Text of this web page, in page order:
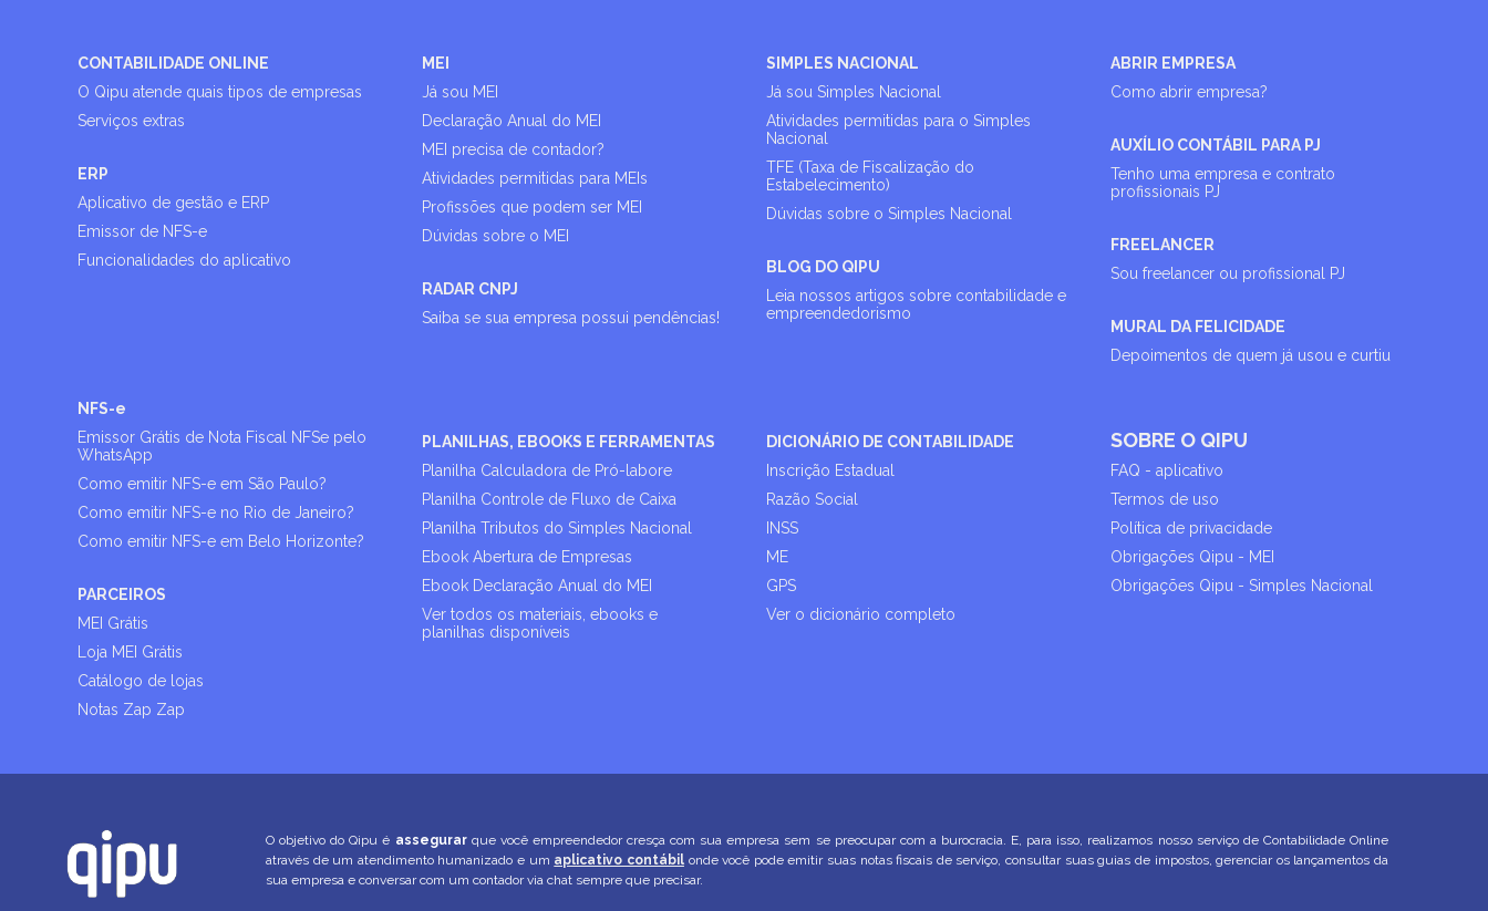
CONTABILIDADE ONLINE
O Qipu atende quais tipos de empresas
Serviços extras
ERP
Aplicativo de gestão e ERP
Emissor de NFS-e
Funcionalidades do aplicativo
MEI
Já sou MEI
Declaração Anual do MEI
MEI precisa de contador?
Atividades permitidas para MEIs
Profissões que podem ser MEI
Dúvidas sobre o MEI
RADAR CNPJ
Saiba se sua empresa possui pendências!
SIMPLES NACIONAL
Já sou Simples Nacional
Atividades permitidas para o Simples
Nacional
TFE (Taxa de Fiscalização do
Estabelecimento)
Dúvidas sobre o Simples Nacional
BLOG DO QIPU
Leia nossos artigos sobre contabilidade e
empreendedorismo
ABRIR EMPRESA
Como abrir empresa?
AUXÍLIO CONTÁBIL PARA PJ
Tenho uma empresa e contrato
profissionais PJ
FREELANCER
Sou freelancer ou profissional PJ
MURAL DA FELICIDADE
Depoimentos de quem já usou e curtiu
NFS-e
Emissor Grátis de Nota Fiscal NFSe pelo
WhatsApp
Como emitir NFS-e em São Paulo?
Como emitir NFS-e no Rio de Janeiro?
Como emitir NFS-e em Belo Horizonte?
PARCEIROS
MEI Grátis
Loja MEI Grátis
Catálogo de lojas
Notas Zap Zap
PLANILHAS, EBOOKS E FERRAMENTAS
Planilha Calculadora de Pró-labore
Planilha Controle de Fluxo de Caixa
Planilha Tributos do Simples Nacional
Ebook Abertura de Empresas
Ebook Declaração Anual do MEI
Ver todos os materiais, ebooks e
planilhas disponíveis
DICIONÁRIO DE CONTABILIDADE
Inscrição Estadual
Razão Social
INSS
ME
GPS
Ver o dicionário completo
SOBRE O QIPU
FAQ - aplicativo
Termos de uso
Política de privacidade
Obrigações Qipu - MEI
Obrigações Qipu - Simples Nacional
O objetivo do Qipu é assegurarque você empreendedor cresça com sua empresa sem se preocupar com a burocracia. E, para isso, realizamos nosso serviço de Contabilidade Online
através de um atendimento humanizado e um aplicativo contábilonde você pode emitir suas notas fiscais de serviço, consultar suas guias de impostos, gerenciar os lançamentos da
sua empresa e conversar com um contador via chat sempre que precisar.